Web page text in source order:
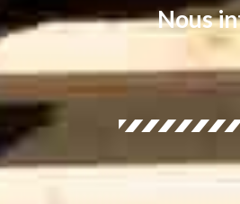
Nous